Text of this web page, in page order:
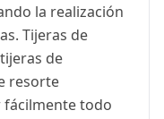
la realización
Tijeras de
de
resorte
fácilmente todo